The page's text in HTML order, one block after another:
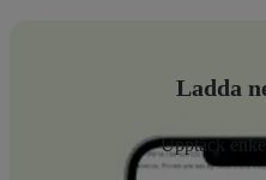
Ladda
Upptäck